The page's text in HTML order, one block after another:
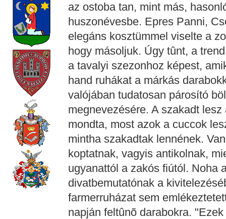
az ostoba tan, mint más,
huszonévesbe. Epres Panni,
elegáns kosztümmel viselte a
hogy másoljuk. Úgy tûnt, a
a tavalyi szezonhoz képest,
hand ruhákat a márkás
valójában tudatosan párosító
megnevezésére. A szakadt
mondta, most azok a cuccok
mintha szakadtak lennének.
koptatnak, vagyis antikolnak,
ugyanattól a zakós fiútól. Noha
divatbemutatónak a
farmerruházat sem
napján feltûnõ darabokra.